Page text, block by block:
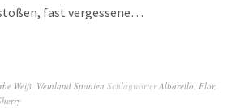
fast vergessene…
Weiß Weinland Spanien SchlagwörterAlbarello Flor,